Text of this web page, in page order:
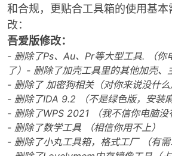
和合规，更贴合工具箱的使用基
改：
吾爱版修改：
- 删除了Ps、Au、Pr等大型工具. （你
了） - 删除了加壳工具里的其他加壳、
- 删除了 加密狗相关（对你来说没什么
- 删除了IDA 9.2 （不是绿色版，安装麻
- 删除了WPS 2021 （我不信你电脑没
- 删除了数学工具 （相信你用不上）
- 删除了小丸工具箱，格式工厂 （有需